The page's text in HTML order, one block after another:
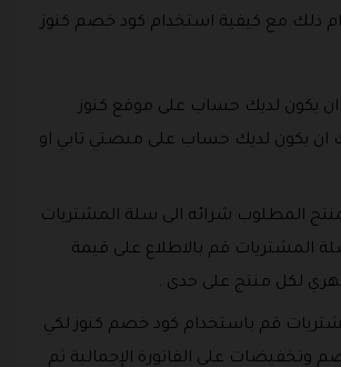
ذلك مع كيفية استخدام كود خصم كنوز
ان يكون لديك حساب على موقع كنوز
يكون لديك حساب على منصتي تابي او
المطلوب شرائه الى سلة المشتريات
المشتريات قم بالاطلاع على قيمة
لكل منتج على حدى .
قم باستخدام كود خصم كنوز لكي
على الفاتورة الإجمالية ثم